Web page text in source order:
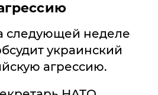
следующей неделе
украинский
агрессию.